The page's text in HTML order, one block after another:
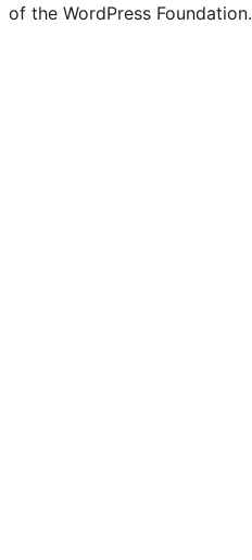
of the WordPress Foundation.